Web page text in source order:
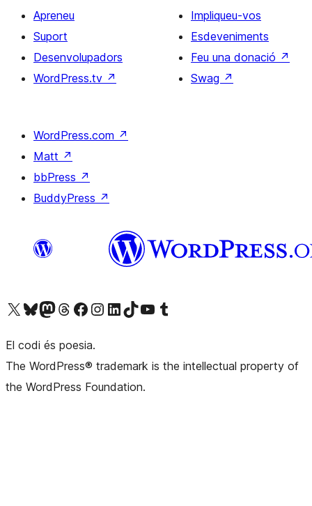
Apreneu
Suport
Desenvolupadors
WordPress.tv ↗
Impliqueu-vos
Esdeveniments
Feu una donació ↗
Swag ↗
WordPress.com ↗
Matt ↗
bbPress ↗
BuddyPress ↗
Visiteu el nostre compte X (abans Twitter)
Visiteu el nostre compte de Bluesky
Visiteu el nostre compte al Mastodon
Visiteu el nostre compte de Threads
Visiteu la nostra pàgina al Facebook
Visiteu el nostre compte d'Instagram
Visiteu el nostre compte de LinkedIn
Visiteu el nostre compte de TikTok
Visiteu el nostre canal al YouTube
Visiteu el nostre compte de Tumblr
El codi és poesia.
The WordPress® trademark is the intellectual property of
the WordPress Foundation.